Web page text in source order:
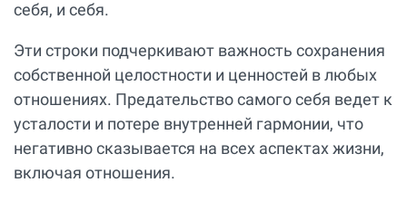
себя, и себя.
Эти строки подчеркивают важность сохранения
собственной целостности и ценностей в любых
отношениях. Предательство самого себя ведет к
усталости и потере внутренней гармонии, что
негативно сказывается на всех аспектах жизни,
включая отношения.